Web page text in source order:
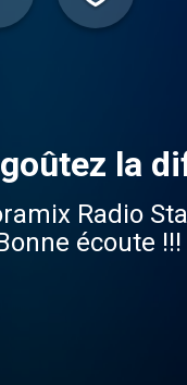
la
Radio
Bonne